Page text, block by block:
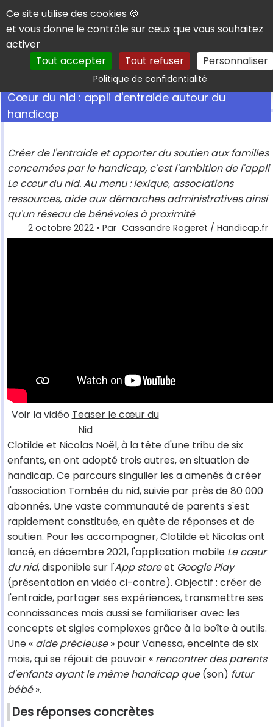
Panneau de gestion des cookies
Ce site utilise des cookies 🍪
et vous donne le contrôle sur ceux que vous souhaitez
activer
Tout accepter
Tout refuser Personnaliser
Politique de confidentialitéRechercher
Cœur du nid : appli d'entraide autour du
handicap
Créer de l'entraide et apporter du soutien aux familles
concernées par le handicap, c'est l'ambition de l'appli
Le cœur du nid. Au menu : lexique, associations
ressources, aide aux démarches administratives ainsi
qu'un réseau de bénévoles à proximité
2 octobre 2022 • Par Cassandre Rogeret / Handicap.fr
Voir la vidéo Teaser le cœur du
Nid
Clotilde et Nicolas Noël, à la tête d'une tribu de six
enfants, en ont adopté trois autres, en situation de
handicap. Ce parcours singulier les a amenés à créer
l'association Tombée du nid, suivie par près de 80 000
abonnés. Une vaste communauté de parents s'est
rapidement constituée, en quête de réponses et de
soutien. Pour les accompagner, Clotilde et Nicolas ont
lancé, en décembre 2021, l'application mobile Le cœur
du nid, disponible sur l'App storeet Google Play
(présentation en vidéo ci-contre). Objectif : créer de
l'entraide, partager ses expériences, transmettre ses
connaissances mais aussi se familiariser avec les
concepts et sigles complexes grâce à la boîte à outils.
Une « aide précieuse» pour Vanessa, enceinte de six
mois, qui se réjouit de pouvoir « rencontrer des parents
d'enfants ayant le même handicap que(son) futur
bébé».
Des réponses concrètes